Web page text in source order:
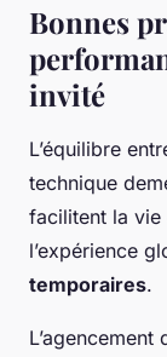
Bonnes
invité
L’équilibre
technique
facilitent la vie
l’expérience
temporaires.
L’agencement